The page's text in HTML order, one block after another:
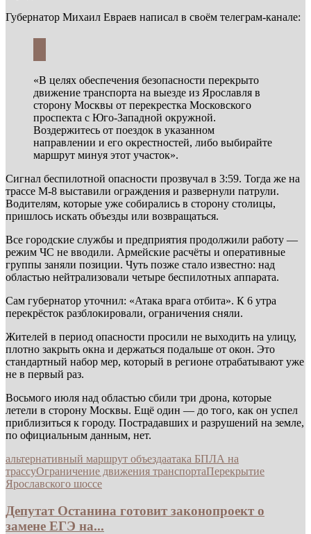
Губернатор Михаил Евраев написал в своём телеграм-канале:
«В целях обеспечения безопасности перекрыто
движение транспорта на выезде из Ярославля в
сторону Москвы от перекрестка Московского
проспекта с Юго-Западной окружной.
Воздержитесь от поездок в указанном
направлении и его окрестностей, либо выбирайте
маршрут минуя этот участок».
Сигнал беспилотной опасности прозвучал в 3:59. Тогда же на
трассе М-8 выставили ограждения и развернули патрули.
Водителям, которые уже собирались в сторону столицы,
пришлось искать объезды или возвращаться.
Все городские службы и предприятия продолжили работу —
режим ЧС не вводили. Армейские расчёты и оперативные
группы заняли позиции. Чуть позже стало известно: над
областью нейтрализовали четыре беспилотных аппарата.
Сам губернатор уточнил: «Атака врага отбита». К 6 утра
перекрёсток разблокировали, ограничения сняли.
Жителей в период опасности просили не выходить на улицу,
плотно закрыть окна и держаться подальше от окон. Это
стандартный набор мер, который в регионе отрабатывают уже
не в первый раз.
Восьмого июля над областью сбили три дрона, которые
летели в сторону Москвы. Ещё один — до того, как он успел
приблизиться к городу. Пострадавших и разрушений на земле,
по официальным данным, нет.
альтернативный маршрут объездаатака БПЛА на
трассуОграничение движения транспортаПерекрытие
Ярославского шоссе
Депутат Останина готовит законопроект о
замене ЕГЭ на...